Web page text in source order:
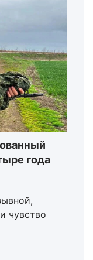
года
чувство